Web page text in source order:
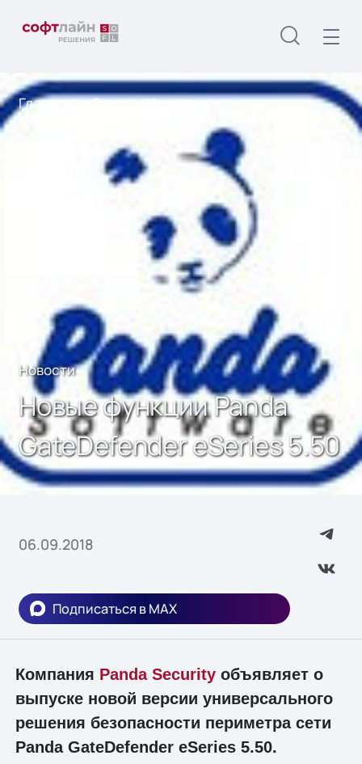
Главная О нас Новости
Новые функции Panda GateDefender eSeries 5.50
Новости
Новые функции Panda
GateDefender eSeries 5.50
06.09.2018
Подписаться в MAX
Компания Panda Securityобъявляет о
выпуске новой версии универсального
решения безопасности периметра сети
Panda GateDefender eSeries 5.50.